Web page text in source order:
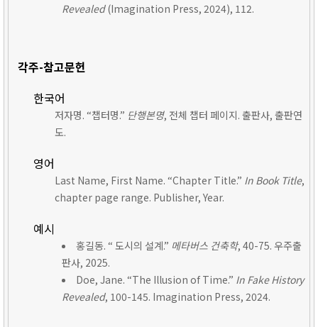
Revealed(Imagination Press, 2024), 112.
각주-참고문헌
한국어
저자명. “챕터명.” 단행본명, 전체 챕터 페이지. 출판사, 출판연
도.
영어
Last Name, First Name. “Chapter Title.” In Book Title,
chapter page range. Publisher, Year.
예시
홍길동. “ 도시의 설계.” 메타버스 건축학, 40-75. 우주출
판사, 2025.
Doe, Jane. “The Illusion of Time.” In Fake History
Revealed, 100-145. Imagination Press, 2024.